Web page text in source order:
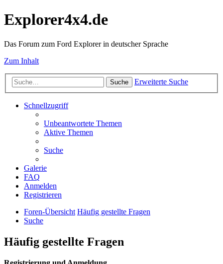
Explorer4x4.de
Das Forum zum Ford Explorer in deutscher Sprache
Zum Inhalt
Suche Erweiterte Suche
Schnellzugriff
Unbeantwortete Themen
Aktive Themen
Suche
Galerie
FAQ
Anmelden
Registrieren
Foren-Übersicht Häufig gestellte Fragen
Suche
Häufig gestellte Fragen